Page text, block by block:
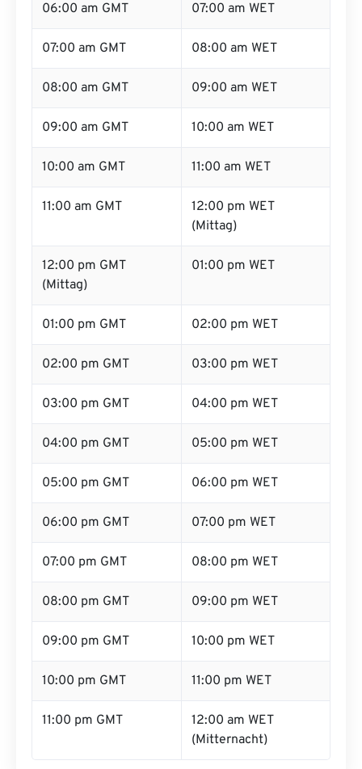
06:00 am GMT 07:00 am WET
07:00 am GMT 08:00 am WET
08:00 am GMT 09:00 am WET
09:00 am GMT 10:00 am WET
10:00 am GMT 11:00 am WET
11:00 am GMT
12:00 pm WET
(Mittag)
12:00 pm GMT
(Mittag)
01:00 pm WET
01:00 pm GMT 02:00 pm WET
02:00 pm GMT 03:00 pm WET
03:00 pm GMT 04:00 pm WET
04:00 pm GMT 05:00 pm WET
05:00 pm GMT 06:00 pm WET
06:00 pm GMT 07:00 pm WET
07:00 pm GMT 08:00 pm WET
08:00 pm GMT 09:00 pm WET
09:00 pm GMT 10:00 pm WET
10:00 pm GMT 11:00 pm WET
11:00 pm GMT
12:00 am WET
(Mitternacht)